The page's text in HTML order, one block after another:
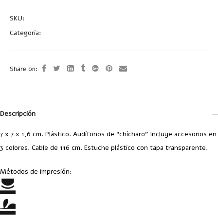
SKU:
Categoría:
Share on:
Descripción
7 x 7 x 1,6 cm. Plástico. Audífonos de “chícharo” Incluye accesorios en
3 colores. Cable de 116 cm. Estuche plástico con tapa transparente.
Métodos de impresión: